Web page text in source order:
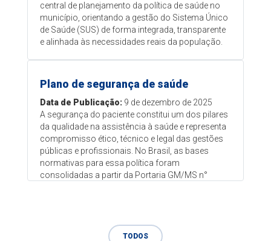
central de planejamento da política de saúde no
município, orientando a gestão do Sistema Único
de Saúde (SUS) de forma integrada, transparente
e alinhada às necessidades reais da população.
Plano de segurança de saúde
Data de Publicação: 9 de dezembro de 2025
A segurança do paciente constitui um dos pilares
da qualidade na assistência à saúde e representa
compromisso ético, técnico e legal das gestões
públicas e profissionais. No Brasil, as bases
normativas para essa política foram
consolidadas a partir da Portaria GM/MS n°
TODOS